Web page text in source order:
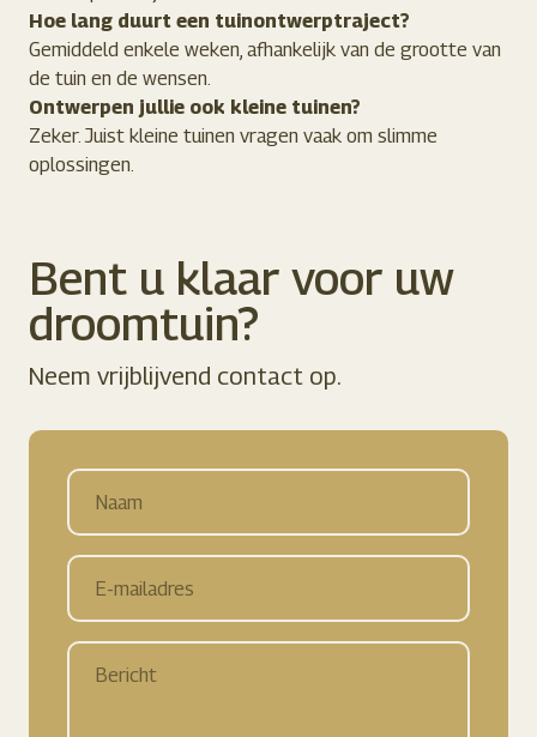
Hoe lang duurt een tuinontwerptraject?
Gemiddeld enkele weken, afhankelijk van de grootte van
de tuin en de wensen.
Ontwerpen jullie ook kleine tuinen?
Zeker. Juist kleine tuinen vragen vaak om slimme
oplossingen.
Bent u klaar voor uw
droomtuin?
Neem vrijblijvend contact op.
Naam
E-
mailadres
Bericht